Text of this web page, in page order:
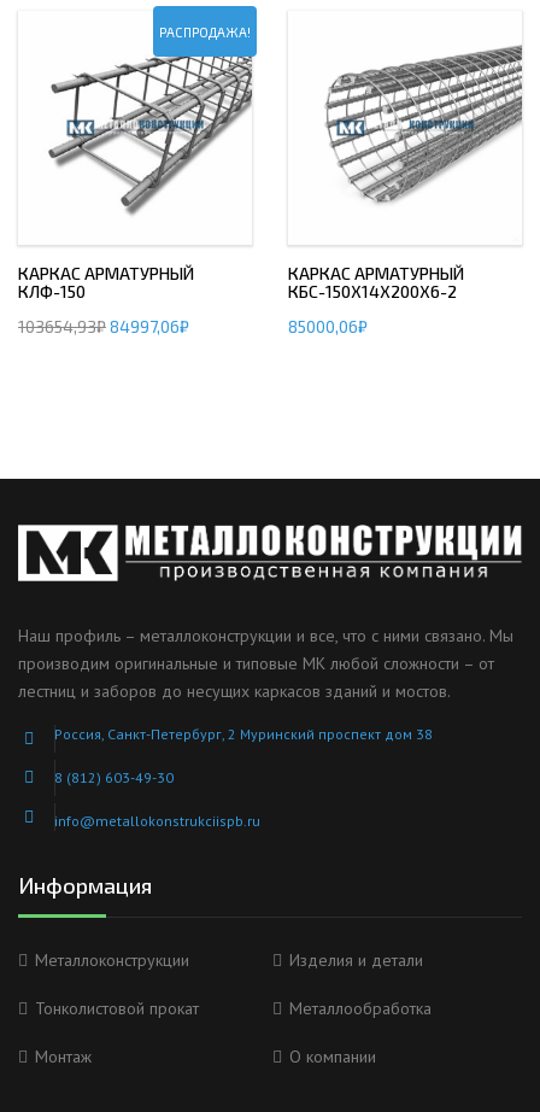
РАСПРОДАЖА!
КАРКАС АРМАТУРНЫЙ
КЛФ-150
103654,93₽84997,06₽
КАРКАС АРМАТУРНЫЙ
КБС-150Х14Х200Х6-2
85000,06₽
Наш профиль – металлоконструкции и все, что с ними связано. Мы
производим оригинальные и типовые МК любой сложности – от
лестниц и заборов до несущих каркасов зданий и мостов.
Россия, Санкт-Петербург, 2 Муринский проспект дом 38
8 (812) 603-49-30
info@metallokonstrukciispb.ru
Информация
Металлоконструкции Изделия и детали
Тонколистовой прокат Металлообработка
Монтаж О компании